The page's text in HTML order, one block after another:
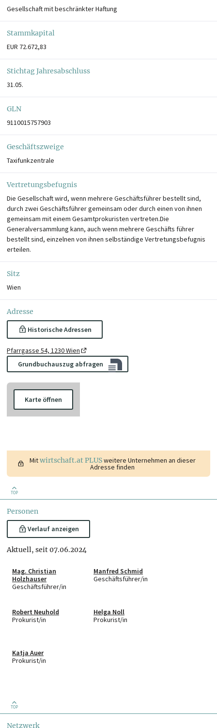
Gesellschaft mit beschränkter Haftung
Stammkapital
EUR 72.672,83
Stichtag Jahresabschluss
31.05.
GLN
9110015757903
Geschäftszweige
Taxifunkzentrale
Vertretungsbefugnis
Die Gesellschaft wird, wenn mehrere Geschäftsführer bestellt sind,
durch zwei Geschäftsführer gemeinsam oder durch einen von ihnen
gemeinsam mit einem Gesamtprokuristen vertreten.Die
Generalversammlung kann, auch wenn mehrere Geschäfts führer
bestellt sind, einzelnen von ihnen selbständige Vertretungsbefugnis
erteilen.
Sitz
Wien
Adresse
Historische Adressen
Pfarrgasse 54, 1230 Wien
Grundbuchauszug abfragen
Karte öffnen
Mitwirtschaft.at PLUSweitere Unternehmen an dieser
Adresse finden
TOP
Personen
Verlauf anzeigen
Aktuell, seit 07.06.2024
Mag. Christian
Holzhauser
Geschäftsführer/in
Manfred Schmid
Geschäftsführer/in
Robert Neuhold
Prokurist/in
Helga Noll
Prokurist/in
Katja Auer
Prokurist/in
TOP
Netzwerk